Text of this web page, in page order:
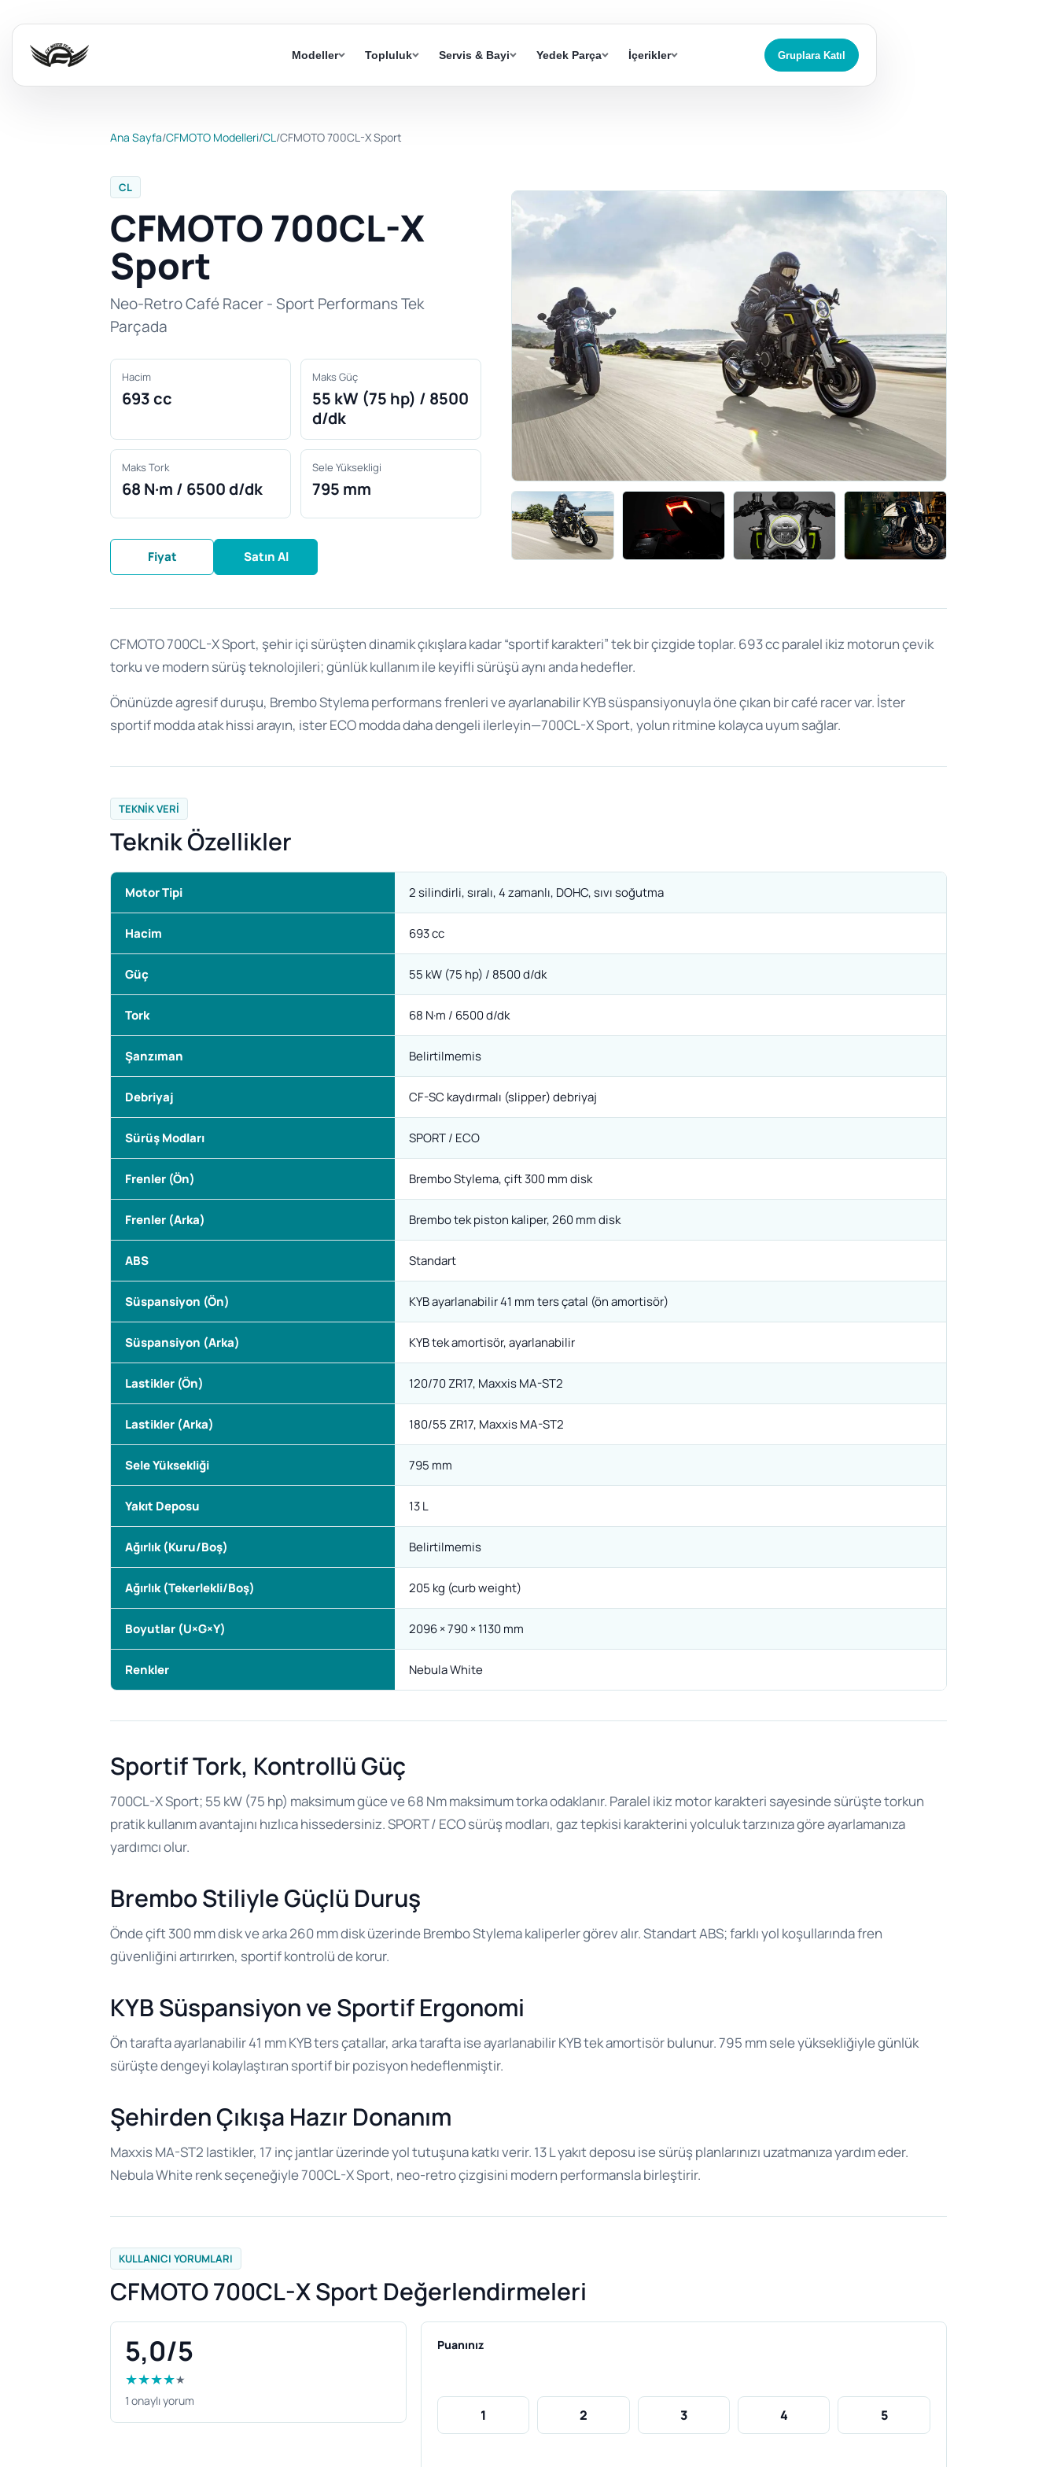
Modeller Topluluk Servis & Bayi Yedek Parça İçerikler Gruplara Katıl
Ana Sayfa/CFMOTO Modelleri/CL/CFMOTO 700CL-X Sport
CL
CFMOTO 700CL-X
Sport
Neo-Retro Café Racer - Sport Performans Tek
Parçada
Hacim
693 cc
Maks Güç
55 kW (75 hp) / 8500
d/dk
Maks Tork
68 N·m / 6500 d/dk
Sele Yüksekligi
795 mm
Fiyat Satın Al
CFMOTO 700CL-X Sport, şehir içi sürüşten dinamik çıkışlara kadar “sportif karakteri” tek bir çizgide toplar. 693 cc paralel ikiz motorun çevik
torku ve modern sürüş teknolojileri; günlük kullanım ile keyifli sürüşü aynı anda hedefler.
Önünüzde agresif duruşu, Brembo Stylema performans frenleri ve ayarlanabilir KYB süspansiyonuyla öne çıkan bir café racer var. İster
sportif modda atak hissi arayın, ister ECO modda daha dengeli ilerleyin—700CL-X Sport, yolun ritmine kolayca uyum sağlar.
TEKNIK VERI
Teknik Özellikler
Motor Tipi 2 silindirli, sıralı, 4 zamanlı, DOHC, sıvı soğutma
Hacim 693 cc
Güç 55 kW (75 hp) / 8500 d/dk
Tork 68 N·m / 6500 d/dk
Şanzıman Belirtilmemis
Debriyaj CF-SC kaydırmalı (slipper) debriyaj
Sürüş Modları SPORT / ECO
Frenler (Ön) Brembo Stylema, çift 300 mm disk
Frenler (Arka) Brembo tek piston kaliper, 260 mm disk
ABS Standart
Süspansiyon (Ön) KYB ayarlanabilir 41 mm ters çatal (ön amortisör)
Süspansiyon (Arka) KYB tek amortisör, ayarlanabilir
Lastikler (Ön) 120/70 ZR17, Maxxis MA-ST2
Lastikler (Arka) 180/55 ZR17, Maxxis MA-ST2
Sele Yüksekliği 795 mm
Yakıt Deposu 13 L
Ağırlık (Kuru/Boş) Belirtilmemis
Ağırlık (Tekerlekli/Boş) 205 kg (curb weight)
Boyutlar (U×G×Y) 2096 × 790 × 1130 mm
Renkler Nebula White
Sportif Tork, Kontrollü Güç
700CL-X Sport; 55 kW (75 hp) maksimum güce ve 68 Nm maksimum torka odaklanır. Paralel ikiz motor karakteri sayesinde sürüşte torkun
pratik kullanım avantajını hızlıca hissedersiniz. SPORT / ECO sürüş modları, gaz tepkisi karakterini yolculuk tarzınıza göre ayarlamanıza
yardımcı olur.
Brembo Stiliyle Güçlü Duruş
Önde çift 300 mm disk ve arka 260 mm disk üzerinde Brembo Stylema kaliperler görev alır. Standart ABS; farklı yol koşullarında fren
güvenliğini artırırken, sportif kontrolü de korur.
KYB Süspansiyon ve Sportif Ergonomi
Ön tarafta ayarlanabilir 41 mm KYB ters çatallar, arka tarafta ise ayarlanabilir KYB tek amortisör bulunur. 795 mm sele yüksekliğiyle günlük
sürüşte dengeyi kolaylaştıran sportif bir pozisyon hedeflenmiştir.
Şehirden Çıkışa Hazır Donanım
Maxxis MA-ST2 lastikler, 17 inç jantlar üzerinde yol tutuşuna katkı verir. 13 L yakıt deposu ise sürüş planlarınızı uzatmanıza yardım eder.
Nebula White renk seçeneğiyle 700CL-X Sport, neo-retro çizgisini modern performansla birleştirir.
KULLANICI YORUMLARI
CFMOTO 700CL-X Sport Değerlendirmeleri
5,0/5
★★★★★
1 onaylı yorum
Puanınız
1 2 3 4 5